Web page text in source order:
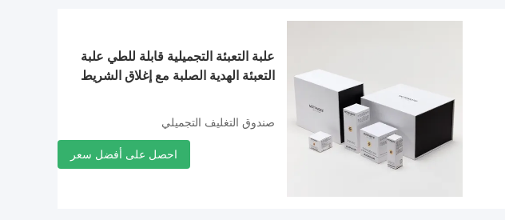
علبة التعبئة التجميلية قابلة للطي علبة
التعبئة الهدية الصلبة مع إغلاق الشريط
صندوق التغليف التجميلي
احصل على أفضل سعر